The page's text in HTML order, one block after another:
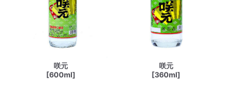
咲元
[600ml]
咲元
[360ml]